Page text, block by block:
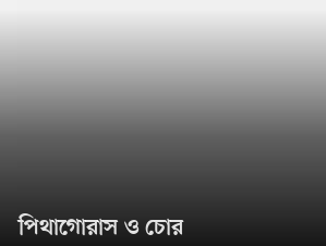
পিথাগোরাস ও চোর